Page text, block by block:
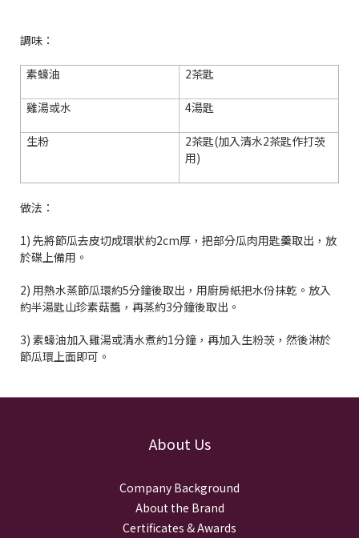
調味：
素蠔油 2茶匙
雞湯或水 4湯匙
生粉 2茶匙(加入清水2茶匙作打茨
用)
做法：
1) 先將節瓜去皮切成環狀約2cm厚，把部分瓜肉用匙羹取出，放
於碟上備用。
2) 用熱水蒸節瓜環約5分鐘後取出，用廚房紙把水份抹乾。放入
約半湯匙山珍素菇醬，再蒸約3分鐘後取出。
3) 素蠔油加入雞湯或清水煮約1分鐘，再加入生粉茨，然後淋於
節瓜環上面即可。
About Us
Company Background
About the Brand
Certificates & Awards